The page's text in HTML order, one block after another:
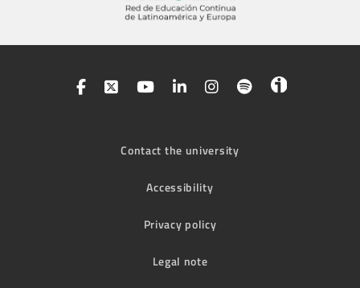
Contact the university
Accessibility
Privacy policy
Legal note